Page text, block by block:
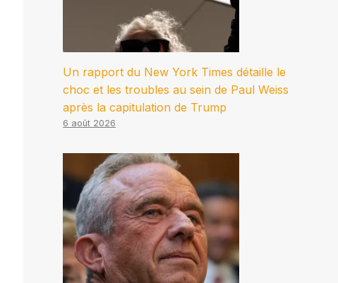
Un rapport du New York Times détaille le
choc et les troubles au sein de Paul Weiss
après la capitulation de Trump
6 août 2026